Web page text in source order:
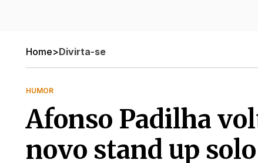
Home>Divirta-se
HUMOR
Afonso Padilha
novo stand up solo